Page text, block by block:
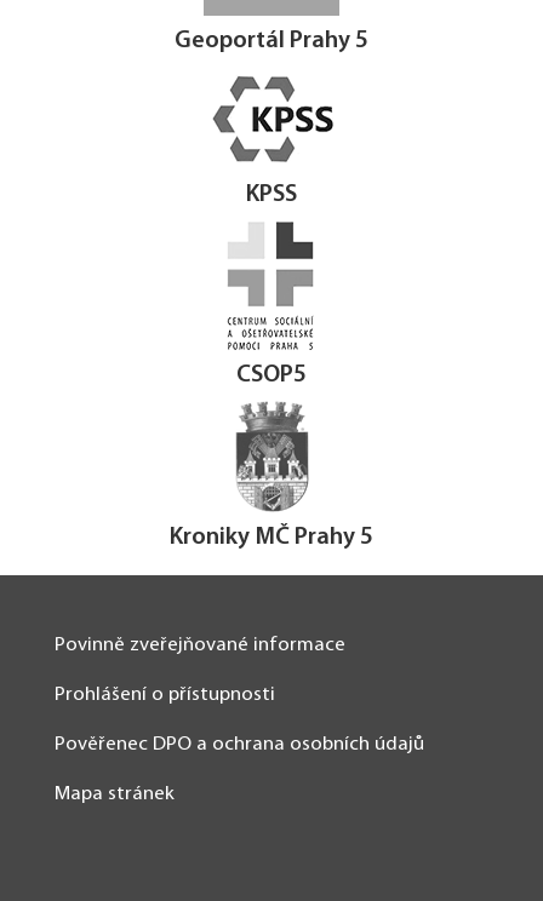
Geoportál Prahy 5
KPSS
CSOP5
Kroniky MČ Prahy 5
Povinně zveřejňované informace
Prohlášení o přístupnosti
Pověřenec DPO a ochrana osobních údajů
Mapa stránek